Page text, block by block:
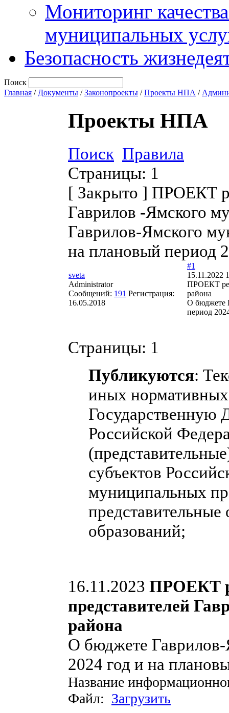
Мониторинг
муниципальных
Безопасность
Поиск
Главная / Документы /Законопроекты /Проекты НПА /
Проекты НПА
Поиск Правила
Страницы: 1
[ Закрыто ] ПРОЕКТ
Гаврилов -Ямского
Гаврилов-Ямского
на плановый период
sveta
Administrator
Сообщений: 191 Регистрация:
16.05.2018
#1
15.11.2022
ПРОЕКТ
района
О бюджете
период
Страницы: 1
Публикуются:
иных
Государственную
Российской
субъектов
муниципальных
образований;
16.11.2023 ПРОЕКТ
представителей
района
О бюджете
2024 год и на
Название
Файл: Загрузить